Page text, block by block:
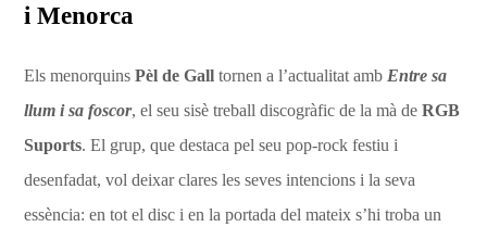
i Menorca
Els menorquinsPèl de Gall tornen a l’actualitat amb Entre sa
llum i sa foscor, el seu sisè treball discogràfic de la mà deRGB
Suports. El grup, que destaca pel seu pop-rock festiu i
desenfadat, vol deixar clares les seves intencions i la seva
essència: en tot el disc i en la portada del mateix s’hi troba un